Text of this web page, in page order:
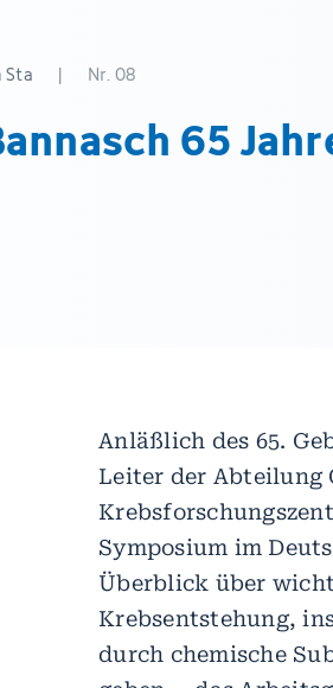
Sta | Nr. 08
65
Anläßlich des 65.
Leiter der Abteilung
Symposium im
Überblick über
Krebsentstehung,
durch chemische